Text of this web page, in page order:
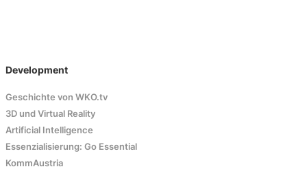
Development
Geschichte von WKO.tv
3D und Virtual Reality
Artificial Intelligence
Essenzialisierung: Go Essential
KommAustria